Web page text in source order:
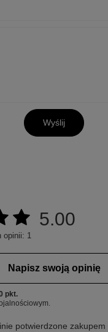
Zobacz więcej
Wyślij
5.00
opinii: 1
Napisz swoją opinię
pkt.
potwierdzone zakupem